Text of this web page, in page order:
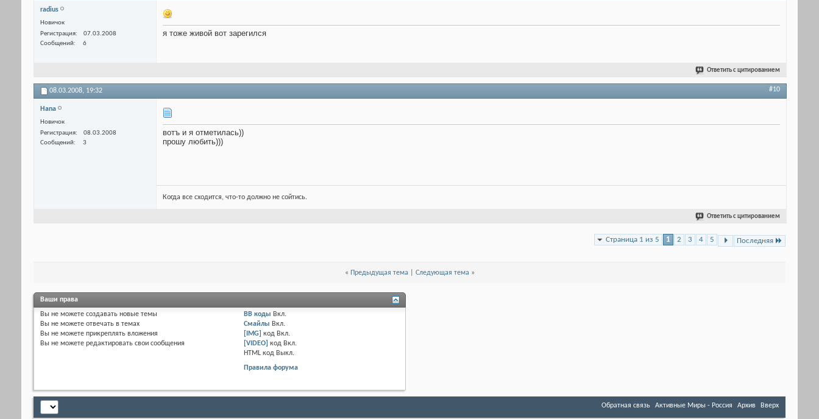
radius
Новичок
Регистрация
07.03.2008
Сообщений
6
я тоже живой вот зарегился
Ответить с цитированием
08.03.2008, 19:32 #10
Hana
Новичок
Регистрация
08.03.2008
Сообщений
3
вотъ и я отметилась))
прошу любить)))
Когда все сходится, что-то должно не сойтись.
Ответить с цитированием
Страница 1 из 5 1 2 3 4 5 Последняя
« Предыдущая тема Следующая тема »
Ваши права
Вы не можете создавать новые темы
Вы не можете отвечать в темах
Вы не можете прикреплять вложения
Вы не можете редактировать свои сообщения
BB коды Вкл.
Смайлы Вкл.
[IMG] код Вкл.
[VIDEO] код Вкл.
HTML код Выкл.
Правила форума
Обратная связь Активные Миры - Россия Архив Вверх